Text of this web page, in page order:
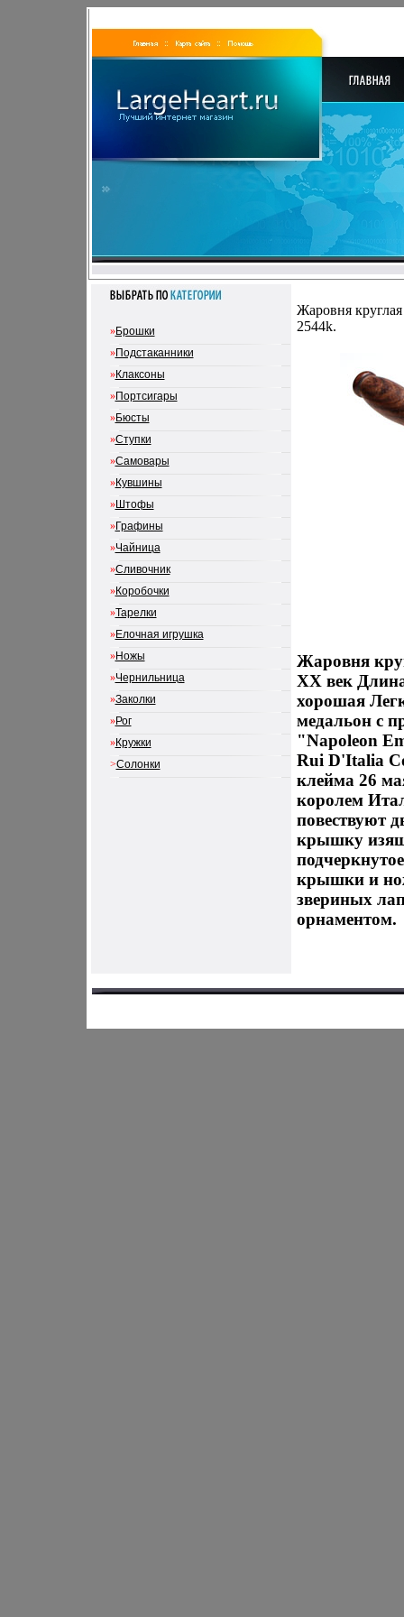
»Брошки
»Подстаканники
»Клаксоны
»Портсигары
»Бюсты
»Ступки
»Самовары
»Кувшины
»Штофы
»Графины
»Чайница
»Сливочник
»Коробочки
»Тарелки
»Елочная игрушка
»Ножы
»Чернильница
»Заколки
»Рог
»Кружки
>Солонки
Жаровня
2544k.
Жаровня
XX век
хорошая
медальон с
"Napoleon
Rui D'Italia
клейма 26
королем
повествуют
крышку
крышки и
звериных
орнаментом.